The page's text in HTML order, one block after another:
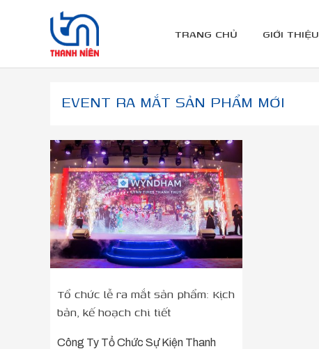
TRANG CHỦ GIỚI THIỆU
EVENT RA MẮT SẢN PHẨM MỚI
Tổ chức lễ ra mắt sản phẩm: Kịch
bản, kế hoạch chi tiết
Công Ty Tổ Chức Sự Kiện Thanh
Tổ
chức
lễ
ra
mắt
sản
phẩm:
Kịch
kế
hoạch
tiết